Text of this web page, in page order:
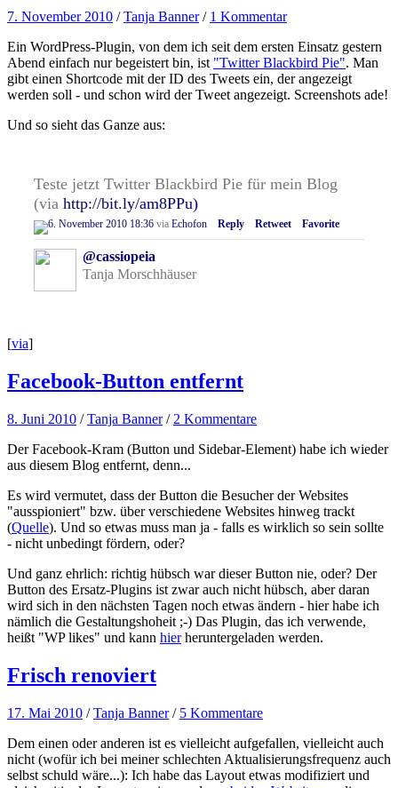
7. November 2010 /Tanja Banner / 1 Kommentar
Ein WordPress-Plugin, von dem ich seit dem ersten Einsatz gestern
Abend einfach nur begeistert bin, ist "Twitter Blackbird Pie". Man
gibt einen Shortcode mit der ID des Tweets ein, der angezeigt
werden soll - und schon wird der Tweet angezeigt. Screenshots ade!
Und so sieht das Ganze aus:
Teste jetzt Twitter Blackbird Pie für mein Blog
(via http://bit.ly/am8PPu)
6. November 2010 18:36 via Echofon Reply Retweet Favorite
@cassiopeia
Tanja Morschhäuser
[via]
Facebook-Button entfernt
8. Juni 2010 /Tanja Banner / 2 Kommentare
Der Facebook-Kram (Button und Sidebar-Element) habe ich wieder
aus diesem Blog entfernt, denn...
Es wird vermutet, dass der Button die Besucher der Websites
"ausspioniert" bzw. über verschiedene Websites hinweg trackt
(Quelle). Und so etwas muss man ja - falls es wirklich so sein sollte
- nicht unbedingt fördern, oder?
Und ganz ehrlich: richtig hübsch war dieser Button nie, oder? Der
Button des Ersatz-Plugins ist zwar auch nicht hübsch, aber daran
wird sich in den nächsten Tagen noch etwas ändern - hier habe ich
nämlich die Gestaltungshoheit ;-) Das Plugin, das ich verwende,
heißt "WP likes" und kann hierheruntergeladen werden.
Frisch renoviert
17. Mai 2010 /Tanja Banner / 5 Kommentare
Dem einen oder anderen ist es vielleicht aufgefallen, vielleicht auch
nicht (wofür ich bei meiner schlechten Aktualisierungsfrequenz auch
selbst schuld wäre...): Ich habe das Layout etwas modifiziert und